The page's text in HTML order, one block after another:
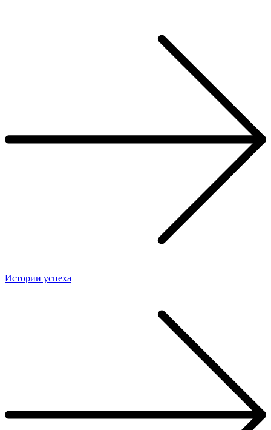
Истории успеха